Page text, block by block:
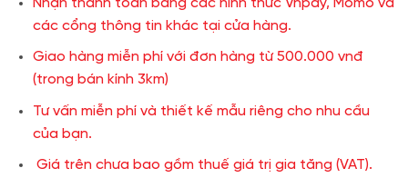
các cổng thông tin khác tại cửa hàng.
Giao hàng miễn phí với đơn hàng từ 500.000 vnđ
(trong bán kính 3km)
Tư vấn miễn phí và thiết kế mẫu riêng cho nhu cầu
của bạn.
Giá trên chưa bao gồm thuế giá trị gia tăng (VAT).